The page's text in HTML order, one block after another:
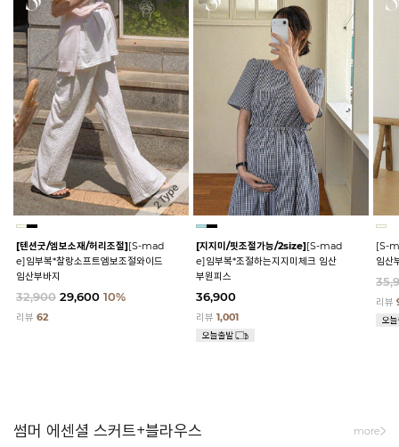
[텐션굿/엠보소재/허리조절][S-mad
e]임부복*찰랑소프트엠보조절와이드
임산부바지
32,900 29,600 10%
리뷰 62
[지지미/핏조절가능/2size][S-mad
e]임부복*조절하는지지미체크 임산
부원피스
36,900
리뷰1,001
[S-
임산
리뷰
썸머 에센셜 스커트+블라우스 more